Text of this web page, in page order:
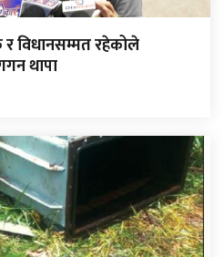
विधानसम्मत रहेकोले
थापा